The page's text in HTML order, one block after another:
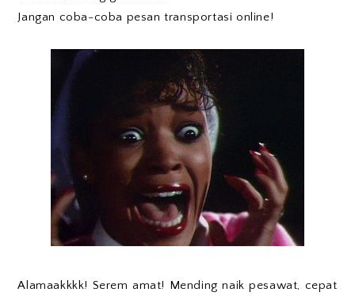
Jangan coba-coba pesan transportasi online!
Alamaakkkk! Serem amat! Mending naik pesawat, cepat